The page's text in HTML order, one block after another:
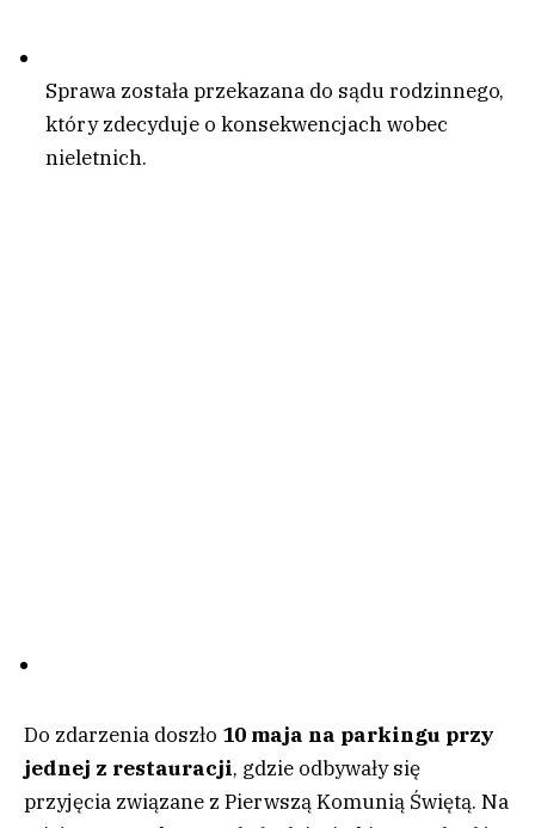
Sprawa została przekazana do sądu rodzinnego,
który zdecyduje o konsekwencjach wobec
nieletnich.
Do zdarzenia doszło 10 maja na parkingu przy
jednej z restauracji, gdzie odbywały się
przyjęcia związane z Pierwszą Komunią Świętą. Na